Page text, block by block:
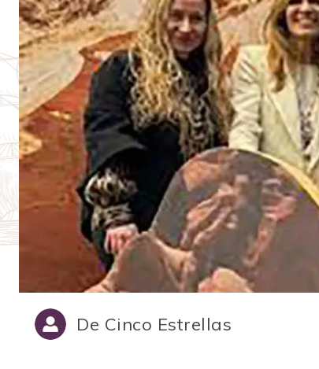
De Cinco Estrellas